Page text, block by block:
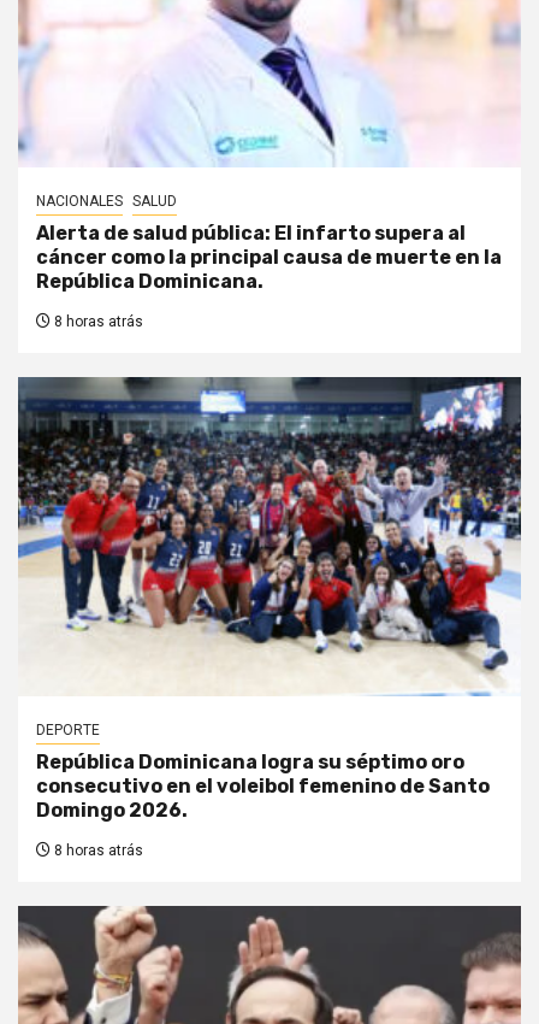
NACIONALES SALUD
Alerta de salud pública: El infarto supera al
cáncer como la principal causa de muerte en la
República Dominicana.
8 horas atrás
DEPORTE
República Dominicana logra su séptimo oro
consecutivo en el voleibol femenino de Santo
Domingo 2026.
8 horas atrás